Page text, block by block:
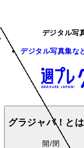
デジタル写
デジタル写真集な
グラジャパ！と
開/閉